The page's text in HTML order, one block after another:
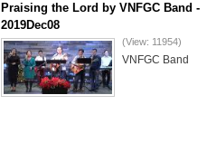
Praising the Lord by VNFGC Band -
2019Dec08
(View: 11954)
VNFGC Band